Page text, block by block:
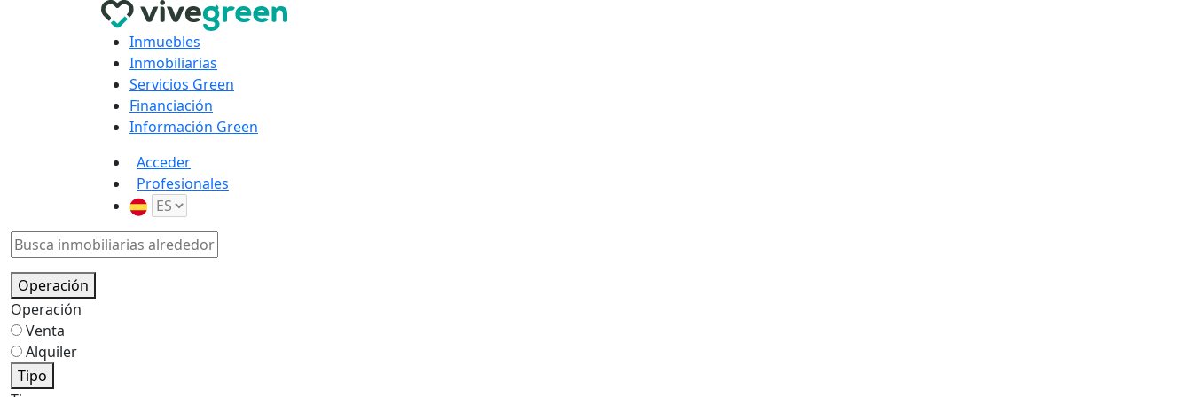
Inmuebles
Inmobiliarias
Servicios Green
Financiación
Información Green
Acceder
Profesionales
Operación
Operación
Venta
Alquiler
Tipo